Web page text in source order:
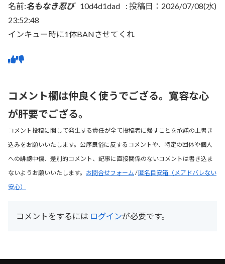
名前:名もなき忍び 10d4d1dad : 投稿日：2026/07/08(水)
23:52:48
インキュー時に1体BANさせてくれ
コメント欄は仲良く使うでござる。寛容な心
が肝要でござる。
コメント投稿に関して発生する責任が全て投稿者に帰すことを承諾の上書き
込みをお願いいたします。公序良俗に反するコメントや、特定の団体や個人
への誹謗中傷、差別的コメント、記事に直接関係のないコメントは書き込ま
ないようお願いいたします。 お問合せフォーム /匿名目安箱（メアドバレない
安心）
コメントをするには ログインが必要です。